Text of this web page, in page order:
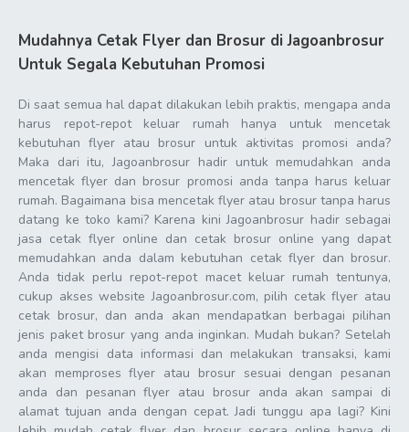
Mudahnya Cetak Flyer dan Brosur di Jagoanbrosur
Untuk Segala Kebutuhan Promosi
Di saat semua hal dapat dilakukan lebih praktis, mengapa anda
harus repot-repot keluar rumah hanya untuk mencetak
kebutuhan flyer atau brosur untuk aktivitas promosi anda?
Maka dari itu, Jagoanbrosur hadir untuk memudahkan anda
mencetak flyer dan brosur promosi anda tanpa harus keluar
rumah. Bagaimana bisa mencetak flyer atau brosur tanpa harus
datang ke toko kami? Karena kini Jagoanbrosur hadir sebagai
jasa cetak flyer online dan cetak brosur online yang dapat
memudahkan anda dalam kebutuhan cetak flyer dan brosur.
Anda tidak perlu repot-repot macet keluar rumah tentunya,
cukup akses website Jagoanbrosur.com, pilih cetak flyer atau
cetak brosur, dan anda akan mendapatkan berbagai pilihan
jenis paket brosur yang anda inginkan. Mudah bukan? Setelah
anda mengisi data informasi dan melakukan transaksi, kami
akan memproses flyer atau brosur sesuai dengan pesanan
anda dan pesanan flyer atau brosur anda akan sampai di
alamat tujuan anda dengan cepat. Jadi tunggu apa lagi? Kini